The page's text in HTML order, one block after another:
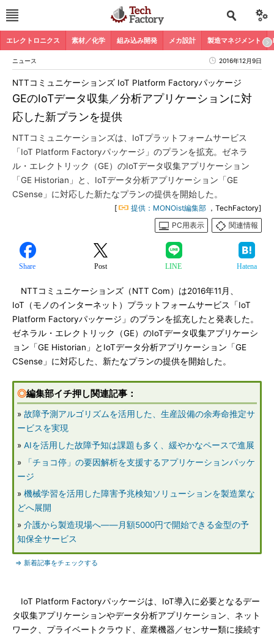
エレクトロニクス 素材／化学 組み込み開発 メカ設計 製造マネジメント
ニュース 2016年12月9日
GEのIoTデータ収集／分析アプリケーションに対
応した新プランを提供
NTTコミュニケーションズ IoT Platform Factoryパッケージ
NTTコミュニケーションズは、IoTプラットフォームサービス
「IoT Platform Factoryパッケージ」のプランを拡充。ゼネラ
ル・エレクトリック（GE）のIoTデータ収集アプリケーション
「GE Historian」と、IoTデータ分析アプリケーション「GE
CSense」に対応した新たなプランの提供を開始した。
[ 提供：MONOist編集部 ，TechFactory]
PC用表示
関連情報
Share Post LINE Hatena
NTTコミュニケーションズ（NTT Com）は2016年11月、
IoT（モノのインターネット）プラットフォームサービス「IoT
Platform Factoryパッケージ」のプランを拡充したと発表した。
ゼネラル・エレクトリック（GE）のIoTデータ収集アプリケーシ
ョン「GE Historian」とIoTデータ分析アプリケーション「GE
CSense」に対応した、新たなプランの提供を開始した。
◎編集部イチ押し関連記事：
» 故障予測アルゴリズムを活用した、生産設備の余寿命推定サ
ービスを実現
» AIを活用した故障予知は課題も多く、緩やかなペースで進展
»
「チョコ停」の要因解析を支援するアプリケーションパッケ
ージ
» 機械学習を活用した障害予兆検知ソリューションを製造業な
どへ展開
» 介護から製造現場へ――月額5000円で開始できる金型の予
知保全サービス
⇒ 新着記事をチェックする
IoT Platform Factoryパッケージは、IoT導入に必要となるデー
タ収集アプリケーションやデータ分析アプリケーション、ネット
ワーク、プライベートクラウド、産業機器／センサー類に接続す